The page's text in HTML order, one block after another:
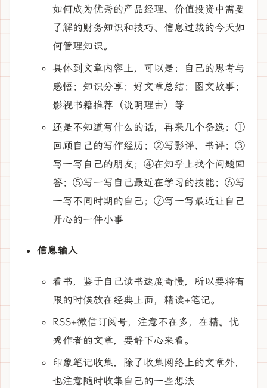
如何成为优秀的产品经理、价值投资中需要
了解的财务知识和技巧、信息过载的今天如
何管理知识。
具体到文章内容上，可以是：自己的思考与
感悟；知识分享；好文章总结；图文故事；
影视书籍推荐（说明理由）等
还是不知道写什么的话，再来几个备选：①
回顾自己的写作经历；②写影评、书评；③
写一写自己的朋友；④在知乎上找个问题回
答；⑤写一写自己最近在学习的技能；⑥写
一写不同时期的自己；⑦写一写最近让自己
开心的一件小事
信息输入
看书，鉴于自己读书速度奇慢，所以要将有
限的时候放在经典上面，精读+笔记。
RSS+微信订阅号，注意不在多，在精。优
秀作者的文章，要静下心来看。
印象笔记收集，除了收集网络上的文章外，
也注意随时收集自己的一些想法